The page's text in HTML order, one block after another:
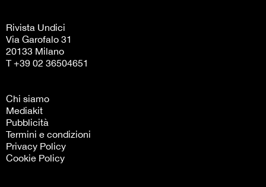
Rivista Undici
Via Garofalo 31
20133 Milano
T +39 02 36504651
Chi siamo
Mediakit
Pubblicità
Termini e condizioni
Privacy Policy
Cookie Policy